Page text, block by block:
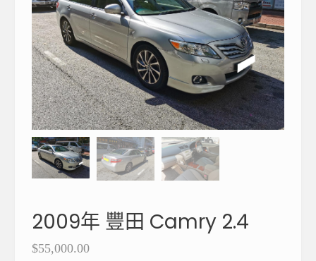
2009年 豐田 Camry 2.4
$55,000.00